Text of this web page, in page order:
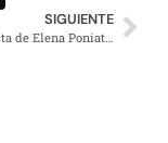
SIGUIENTE
Una entrevista de Elena Poniatowska con Diego Rivera